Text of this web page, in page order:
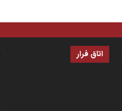
اتاق فرار